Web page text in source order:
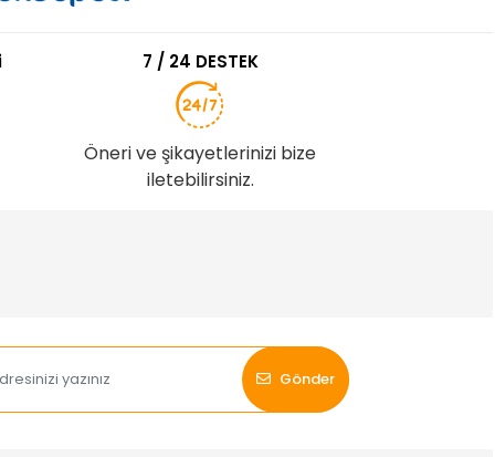
7 / 24 DESTEK
Öneri ve şikayetlerinizi bize
iletebilirsiniz.
Gönder